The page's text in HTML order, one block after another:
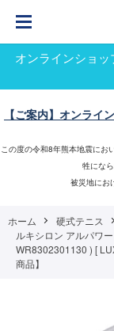
オンラインショ
【ご案内】オンライ
この度の令和8年熊本地震にお
牲にな
被災地にお
ホーム 硬式テニス
ルキシロン アルパワ
WR8302301130 ) [
商品】